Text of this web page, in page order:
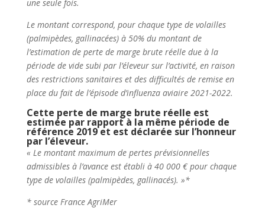
une seule fois.
Le montant correspond, pour chaque type de volailles
(palmipèdes, gallinacées) à 50% du montant de
l’estimation de perte de marge brute réelle due à la
période de vide subi par l’éleveur sur l’activité, en raison
des restrictions sanitaires et des difficultés de remise en
place du fait de l’épisode d’influenza aviaire 2021-2022.
Cette perte de marge brute réelle est
estimée par rapport à la même période de
référence 2019 et est déclarée sur l’honneur
par l’éleveur.
« Le montant maximum de pertes prévisionnelles
admissibles à l’avance est établi à 40 000 € pour chaque
type de volailles (palmipèdes, gallinacés). »*
* source France AgriMer